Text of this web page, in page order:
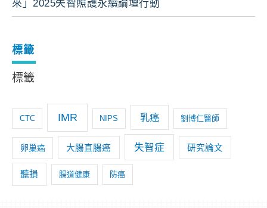
來」2025失智照護永續論壇行動
標籤
標籤
CTC IMR NIPS 乳癌 劉博仁醫師
卵巢癌 大腸直腸癌 失智症 研究論文
聽損 腸道健康 防癌